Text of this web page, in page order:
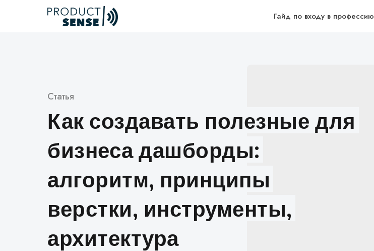
Гайд по входу в профессию
Категория
Статья
Как создавать полезные для
бизнеса дашборды:
алгоритм, принципы
верстки, инструменты,
архитектура